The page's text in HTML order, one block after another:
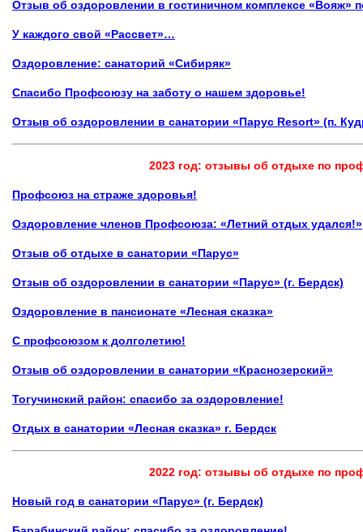
Отзыв об оздоровлении в гостиничном комплексе «Вояж»
У каждого свой «Рассвет»…
Оздоровление: санаторий «Сибиряк»
Спасибо Профсоюзу на заботу о нашем здоровье!
Отзыв об оздоровлении в санатории «Парус Resort» (п.
2023 год: отзывы об отдыхе по
Профсоюз на страже здоровья!
Оздоровление членов Профсоюза: «Летний отдых удался!»
Отзыв об отдыхе в санатории «Парус»
Отзыв об оздоровлении в санатории «Парус» (г. Бердск)
Оздоровление в пансионате «Лесная сказка»
С профсоюзом к долголетию!
Отзыв об оздоровлении в санатории «Краснозерский»
Тогучинский район: спасибо за оздоровление!
Отдых в санатории «Лесная сказка» г. Бердск
2022 год: отзывы об отдыхе по
Новый год в санатории «Парус» (г. Бердск)